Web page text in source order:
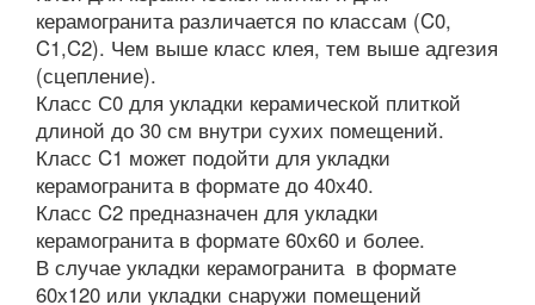
керамогранита различается по классам (C0,
C1,C2). Чем выше класс клея, тем выше адгезия
(сцепление).
Класс С0 для укладки керамической плиткой
длиной до 30 см внутри сухих помещений.
Класс C1 может подойти для укладки
керамогранита в формате до 40х40.
Класс C2 предназначен для укладки
керамогранита в формате 60х60 и более.
В случае укладки керамогранита в формате
60х120 или укладки снаружи помещений